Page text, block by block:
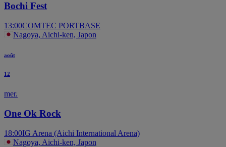
Bochi Fest
13:00COMTEC PORTBASE
Nagoya, Aichi-ken, Japon
août
12
mer.
One Ok Rock
18:00IG Arena (Aichi International Arena)
Nagoya, Aichi-ken, Japon